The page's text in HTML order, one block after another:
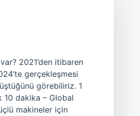
2021’den itibaren
gerçekleşmesi
görebiliriz. 1
10 dakika – Global
makineler için